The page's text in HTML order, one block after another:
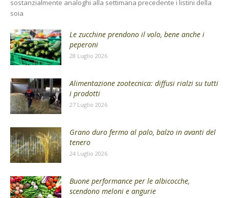
sostanzialmente analoghi alla settimana precedente i listini della
soia
Le zucchine prendono il volo, bene anche i
peperoni
28 Luglio 2026
Alimentazione zootecnica: diffusi rialzi su tutti
i prodotti
27 Luglio 2026
Grano duro fermo al palo, balzo in avanti del
tenero
24 Luglio 2026
Buone performance per le albicocche,
scendono meloni e angurie